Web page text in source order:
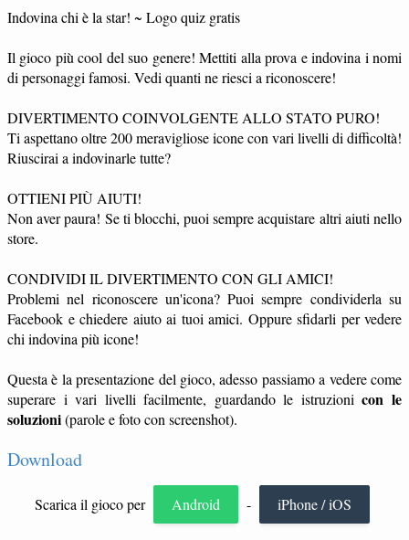
Indovina chi è la star! ~ Logo quiz gratis
Il gioco più cool del suo genere! Mettiti alla prova e indovina i nomi
di personaggi famosi. Vedi quanti ne riesci a riconoscere!
DIVERTIMENTO COINVOLGENTE ALLO STATO PURO!
Ti aspettano oltre 200 meravigliose icone con vari livelli di difficoltà!
Riuscirai a indovinarle tutte?
OTTIENI PIÙ AIUTI!
Non aver paura! Se ti blocchi, puoi sempre acquistare altri aiuti nello
store.
CONDIVIDI IL DIVERTIMENTO CON GLI AMICI!
Problemi nel riconoscere un'icona? Puoi sempre condividerla su
Facebook e chiedere aiuto ai tuoi amici. Oppure sfidarli per vedere
chi indovina più icone!
Questa è la presentazione del gioco, adesso passiamo a vedere come
superare i vari livelli facilmente, guardando le istruzionicon le
soluzioni(parole e foto con screenshot).
Download
Scarica il gioco per Android - iPhone / iOS